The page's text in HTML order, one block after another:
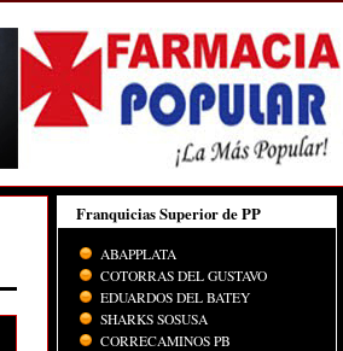
Franquicias Superior de PP
ABAPPLATA
COTORRAS DEL GUSTAVO
EDUARDOS DEL BATEY
SHARKS SOSUSA
CORRECAMINOS PB